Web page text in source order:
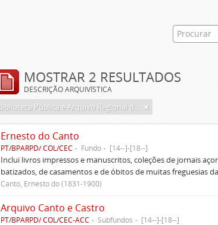
MOSTRAR 2 RESULTADOS
DESCRIÇÃO ARQUIVÍSTICA
Biblioteca Pública e Arquivo Regional de Ponta Delgada
Ernesto do Canto
PT/BPARPD/ COL/CEC Fundo [14--]-[18--]
Inclui livros impressos e manuscritos, coleções de jornais
batizados, de casamentos e de óbitos de muitas freguesias
Canto, Ernesto do (1831-1900)
Arquivo Canto e Castro
PT/BPARPD/ COL/CEC-ACC Subfundos [14--]-[18--]